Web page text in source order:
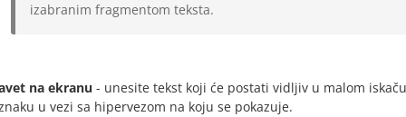
izabranim fragmentom teksta.
na ekranu - unesite tekst koji će postati vidljiv u malom
u vezi sa hipervezom na koju se pokazuje.